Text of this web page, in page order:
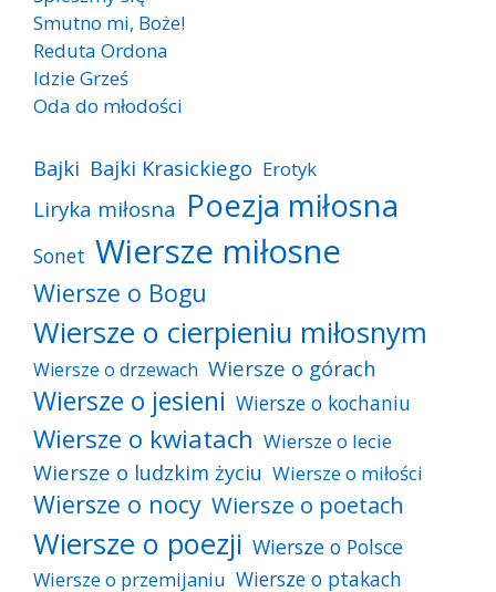
Smutno mi, Boże!
Reduta Ordona
Idzie Grześ
Oda do młodości
Bajki Bajki Krasickiego Erotyk
Liryka miłosna Poezja miłosna
Sonet Wiersze miłosne
Wiersze o Bogu
Wiersze o cierpieniu miłosnym
Wiersze o drzewach Wiersze o górach
Wiersze o jesieni Wiersze o kochaniu
Wiersze o kwiatach Wiersze o lecie
Wiersze o ludzkim życiu Wiersze o miłości
Wiersze o nocy Wiersze o poetach
Wiersze o poezji Wiersze o Polsce
Wiersze o przemijaniu Wiersze o ptakach